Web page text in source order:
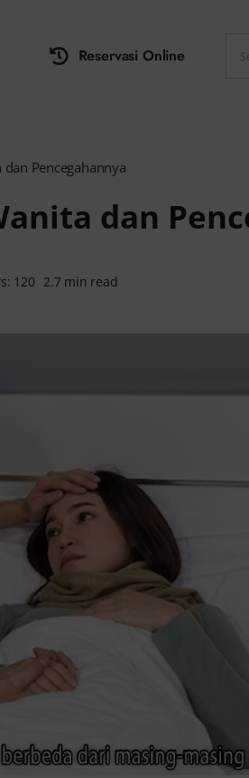
Reservasi Online
for:
Pencegahannya
dan
120 2.7 min read